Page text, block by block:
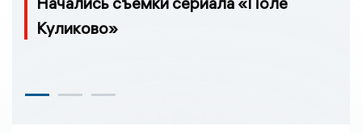
Куликово»